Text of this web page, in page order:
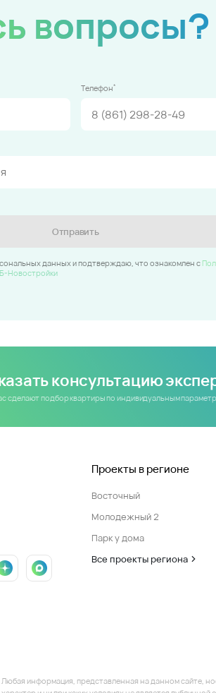
вопросы?
Телефон*
Отправить
данных и подтверждаю, что ознакомлен c
Новостройки
консультацию
сделают подбор квартиры по индивидуальным
Проекты в регионе
Восточный
Молодежный 2
Парк у дома
Все проекты региона
Любая информация, представленная на данном сайте,